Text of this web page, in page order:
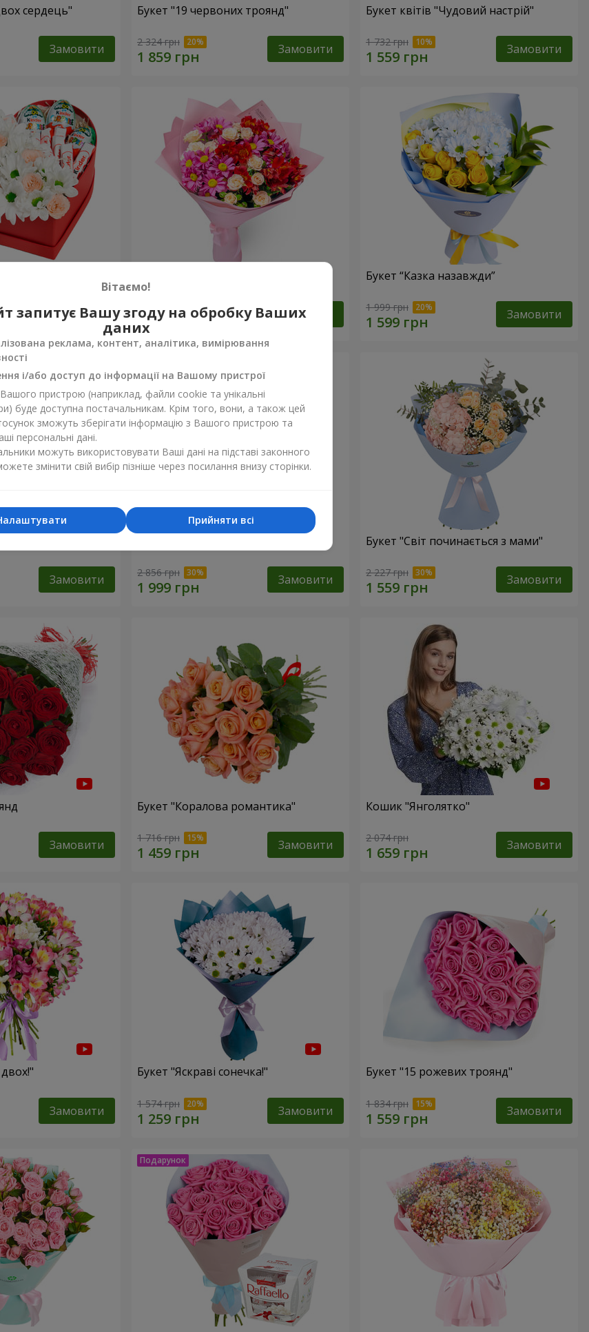
сердець"
Замовити
Букет "19 червоних троянд"
2 324 грн Замовити
Букет квітів "Чудовий настрій"
1 732 грн Замовити
Замовити 1 554 грн Замовити
Букет “Казка назавжди”
1 999 грн Замовити
Замовити 2 856 грн Замовити
Букет "Світ починається з мами"
2 227 грн Замовити
Замовити
Букет "Коралова романтика"
1 716 грн Замовити
Кошик "Янголятко"
2 074 грн Замовити
Замовити
Букет "Яскраві сонечка!"
1 574 грн Замовити
Букет "15 рожевих троянд"
1 834 грн Замовити
Вітаємо!
запитує Вашу згоду на обробку Ваших
даних
реклама, контент, аналітика, вимірювання
і/або доступ до інформації на Вашому пристрої
пристрою (наприклад, файли cookie та унікальні
буде доступна постачальникам. Крім того, вони, а також цей
зможуть зберігати інформацію з Вашого пристрою та
персональні дані.
можуть використовувати Ваші дані на підставі законного
змінити свій вибір пізніше через посилання внизу сторінки.
Прийняти всі